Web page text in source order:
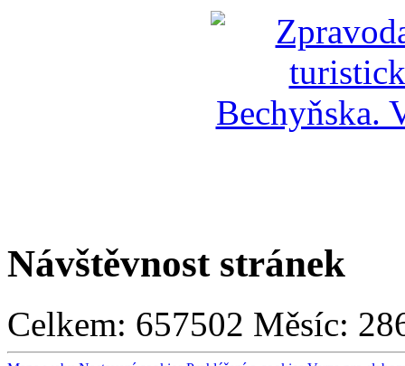
Návštěvnost stránek
Celkem: 657502 Měsíc: